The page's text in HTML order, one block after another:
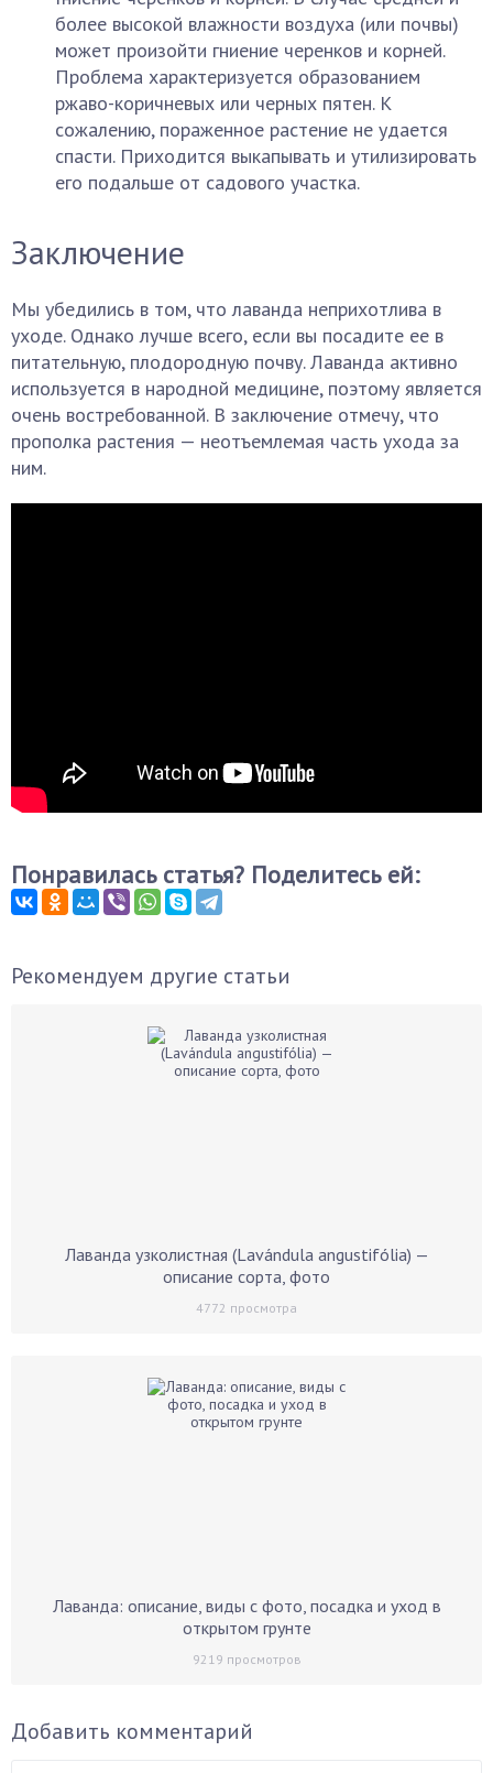
более высокой влажности воздуха (или почвы)
может произойти гниение черенков и корней.
Проблема характеризуется образованием
ржаво-коричневых или черных пятен. К
сожалению, пораженное растение не удается
спасти. Приходится выкапывать и утилизировать
его подальше от садового участка.
Заключение
Мы убедились в том, что лаванда неприхотлива в
уходе. Однако лучше всего, если вы посадите ее в
питательную, плодородную почву. Лаванда активно
используется в народной медицине, поэтому является
очень востребованной. В заключение отмечу, что
прополка растения — неотъемлемая часть ухода за
ним.
Понравилась статья? Поделитесь ей:
Рекомендуем другие статьи
Лаванда узколистная (Lavándula angustifólia) —
описание сорта, фото
4772 просмотра
Лаванда: описание, виды с фото, посадка и уход в
открытом грунте
9219 просмотров
Добавить комментарий